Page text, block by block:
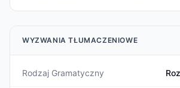
WYZWANIA TŁUMACZENIOWE
Rodzaj Gramatyczny